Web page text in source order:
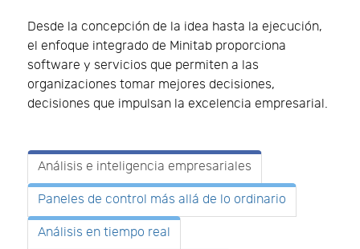
Desde la concepción de la idea hasta la ejecución,
el enfoque integrado de Minitab proporciona
software y servicios que permiten a las
organizaciones tomar mejores decisiones,
decisiones que impulsan la excelencia empresarial.
Análisis e inteligencia empresariales
Paneles de control más allá de lo ordinario
Análisis en tiempo real